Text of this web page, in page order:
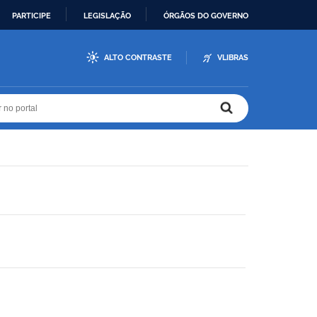
PARTICIPE LEGISLAÇÃO ÓRGÃOS DO GOVERNO
ALTO CONTRASTE VLIBRAS